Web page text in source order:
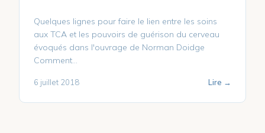
Quelques lignes pour faire le lien entre les soins
aux TCA et les pouvoirs de guérison du cerveau
évoqués dans l'ouvrage de Norman Doidge
Comment…
6 juillet 2018 Lire →